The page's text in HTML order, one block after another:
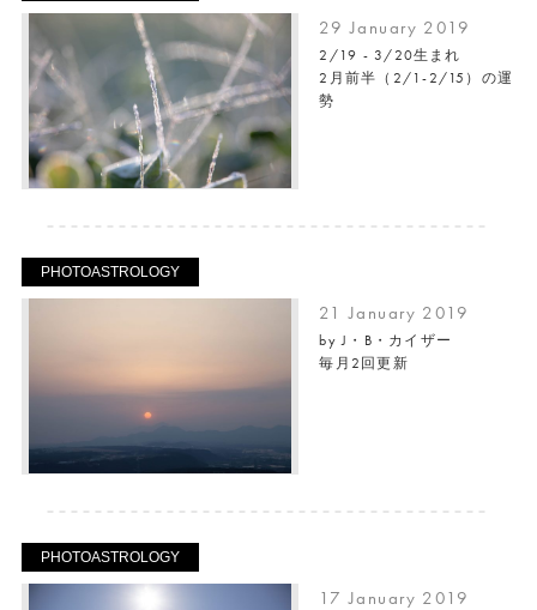
29 January 2019
2/19 - 3/20生まれ
2月前半（2/1-2/15）の運
勢
PHOTOASTROLOGY
21 January 2019
by J・B・カイザー
毎月2回更新
PHOTOASTROLOGY
17 January 2019